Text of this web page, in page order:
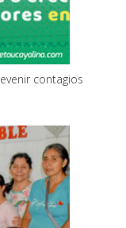
contagios